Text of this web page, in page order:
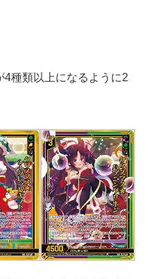
種類以上になるように2